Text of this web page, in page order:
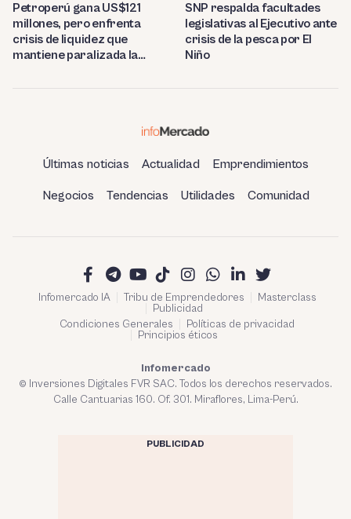
Petroperú gana US$121
millones, pero enfrenta
crisis de liquidez que
mantiene paralizada la
SNP respalda facultades
legislativas al Ejecutivo ante
crisis de la pesca por El
Niño
Últimas noticias Actualidad Emprendimientos
Negocios Tendencias Utilidades Comunidad
Infomercado IA Tribu de Emprendedores
Masterclass
Publicidad
Condiciones Generales
Políticas de privacidad
Principios éticos
Infomercado
© Inversiones Digitales FVR SAC. Todos los derechos reservados.
Calle Cantuarias 160. Of. 301. Miraflores, Lima-Perú.
PUBLICIDAD